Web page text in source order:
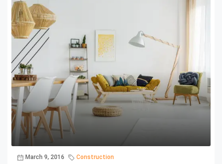
March 9, 2016 Construction